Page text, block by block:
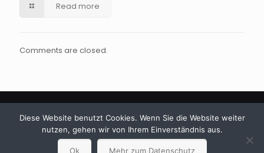
Read more
Comments are closed.
© 2024 Betheme by
| All Rights Reserved |
Diese Website benutzt Cookies. Wenn Sie die Website weiter
nutzen, gehen wir von Ihrem Einverständnis aus.
Ok Mehr zum Datenschutz